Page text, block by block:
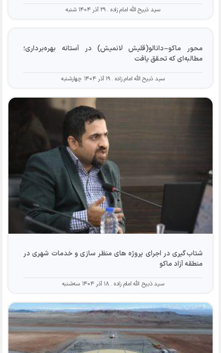
سید ذبیح الله امام زاده ۲۹ آذر ۱۴۰۴ شنبه
محور ماکو–دانالو(قلیش لانمیش) در آستانه بهره‌برداری؛
مطالبه‌ای که تحقق یافت
سید ذبیح الله امام زاده ۱۹ آذر ۱۴۰۴ چهارشنبه
شتاب‌گیری در اجرای پروژه های منظر سازی و خدمات شهری در
منطقه آزاد ماکو
سید ذبیح الله امام زاده ۱۸ آذر ۱۴۰۴ سه‌شنبه